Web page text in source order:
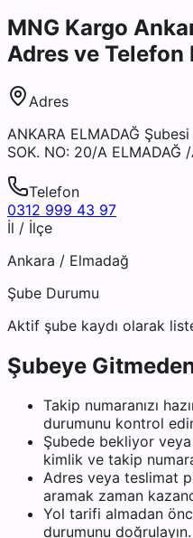
MNG Kargo
Adres ve
Adres
ANKARA ELMADAĞ
SOK. NO: 20/A ELMADAĞ
Telefon
0312 999 43 97
İl / İlçe
Ankara / Elmadağ
Şube Durumu
Aktif şube kaydı olarak
Şubeye
Takip numaranızı
durumunu kontrol
Şubede bekliyor
kimlik ve takip
Adres veya teslimat
aramak zaman
Yol tarifi almadan
durumunu doğrulayın.